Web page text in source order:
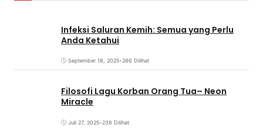
Infeksi Saluran Kemih: Semua yang Perlu
Anda Ketahui
September 18, 2025•286 Dilihat
Filosofi Lagu Korban Orang Tua– Neon
Miracle
Juli 27, 2025•238 Dilihat